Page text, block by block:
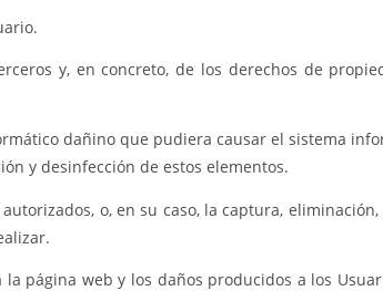
y, en concreto, de los derechos de
dañino que pudiera causar el sistema
y desinfección de estos elementos.
o, en su caso, la captura,
página web y los daños producidos a los